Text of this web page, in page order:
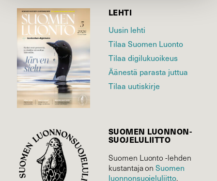
LEHTI
Uusin lehti
Tilaa Suomen Luonto
Tilaa digilukuoikeus
Äänestä parasta juttua
Tilaa uutiskirje
SUOMEN LUONNON­
SUOJELU­LIITTO
Suomen Luonto -lehden
kustantaja onSuomen
luonnonsuojelu­liitto.